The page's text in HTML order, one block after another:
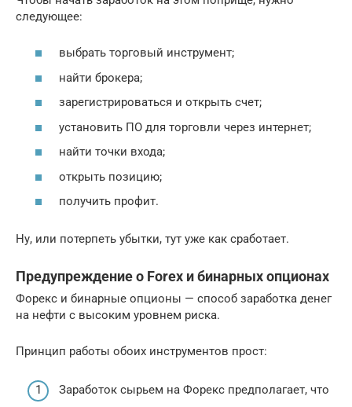
следующее:
выбрать торговый инструмент;
найти брокера;
зарегистрироваться и открыть счет;
установить ПО для торговли через интернет;
найти точки входа;
открыть позицию;
получить профит.
Ну, или потерпеть убытки, тут уже как сработает.
Предупреждение о Forex и бинарных опционах
Форекс и бинарные опционы — способ заработка денег
на нефти с высоким уровнем риска.
Принцип работы обоих инструментов прост:
Заработок сырьем на Форекс предполагает, что